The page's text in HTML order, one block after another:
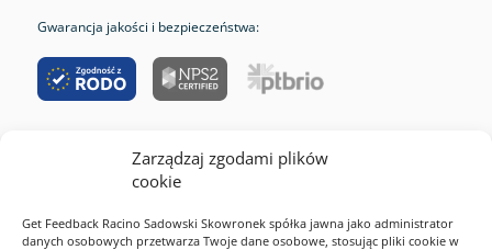
Zarządzaj zgodami plików
cookie
Get Feedback Racino Sadowski Skowronek spółka jawna jako administrator
danych osobowych przetwarza Twoje dane osobowe, stosując pliki cookie w
Gwarancja jakości i bezpieczeństwa:
Polityka prywatności